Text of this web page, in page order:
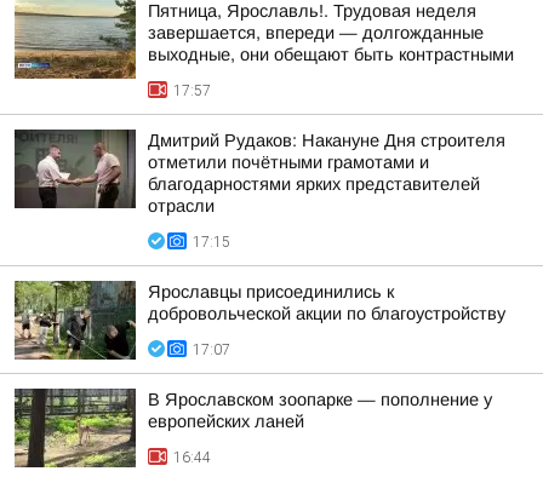
Пятница, Ярославль!. Трудовая неделя
завершается, впереди — долгожданные
выходные, они обещают быть контрастными
17:57
Дмитрий Рудаков: Накануне Дня строителя
отметили почётными грамотами и
благодарностями ярких представителей
отрасли
17:15
Ярославцы присоединились к
добровольческой акции по благоустройству
17:07
В Ярославском зоопарке — пополнение у
европейских ланей
16:44